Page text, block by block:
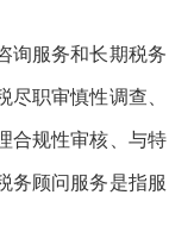
服务和长期税务
职审慎性调查、
合规性审核、与特
务顾问服务是指服